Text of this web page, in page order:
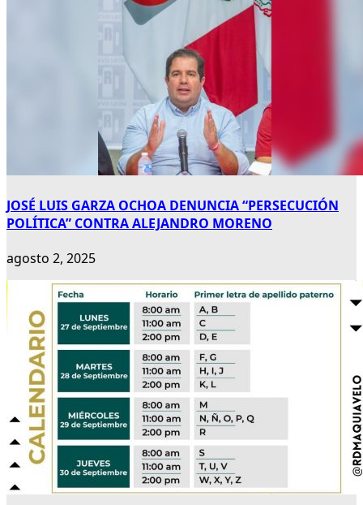
JOSÉ LUIS GARZA OCHOA DENUNCIA “PERSECUCIÓN
POLÍTICA” CONTRA ALEJANDRO MORENO
agosto 2, 2025